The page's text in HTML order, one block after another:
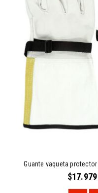
Guante vaqueta
$17.979